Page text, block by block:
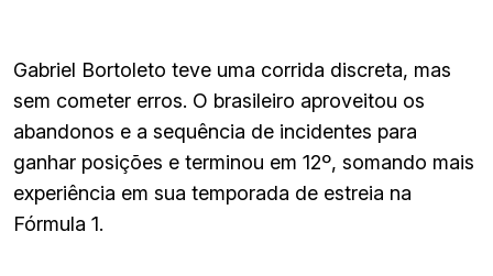
Gabriel Bortoleto teve uma corrida discreta, mas
sem cometer erros. O brasileiro aproveitou os
abandonos e a sequência de incidentes para
ganhar posições e terminou em 12º, somando mais
experiência em sua temporada de estreia na
Fórmula 1.